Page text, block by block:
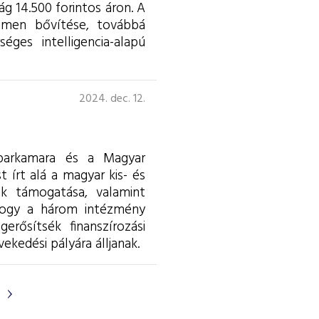
14.500 forintos áron. A
bővítése, továbbá
intelligencia-alapú
2024. dec. 12.
és a Magyar
írt alá a magyar kis- és
támogatása, valamint
a három intézmény
finanszírozási
pályára álljanak.